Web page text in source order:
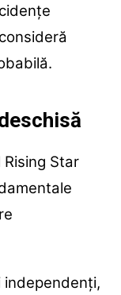
Star
independenți,